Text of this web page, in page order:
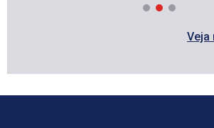
Veja